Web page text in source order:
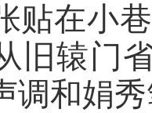
贴在小
旧辕门
调和娟